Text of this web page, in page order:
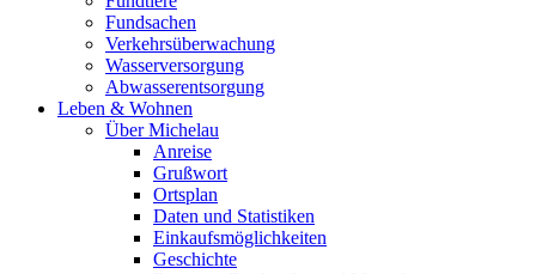
Fundsachen
Verkehrsüberwachung
Wasserversorgung
Abwasserentsorgung
Leben & Wohnen
Über Michelau
Anreise
Grußwort
Ortsplan
Daten und Statistiken
Einkaufsmöglichkeiten
Geschichte